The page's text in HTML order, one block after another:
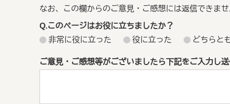
なお、この欄からのご意見・ご感想には返信できませ
Q.このページはお役に立ちましたか？
非常に役に立った
役に立った どちらと
ご意見・ご感想等がございましたら下記をご入力し送